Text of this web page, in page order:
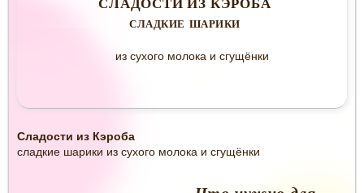
СЛАДОСТИ ИЗ КЭРОБА
СЛАДКИЕ ШАРИКИ
из сухого молока и сгущёнки
Сладости из Кэроба
сладкие шарики из сухого молока и сгущёнки